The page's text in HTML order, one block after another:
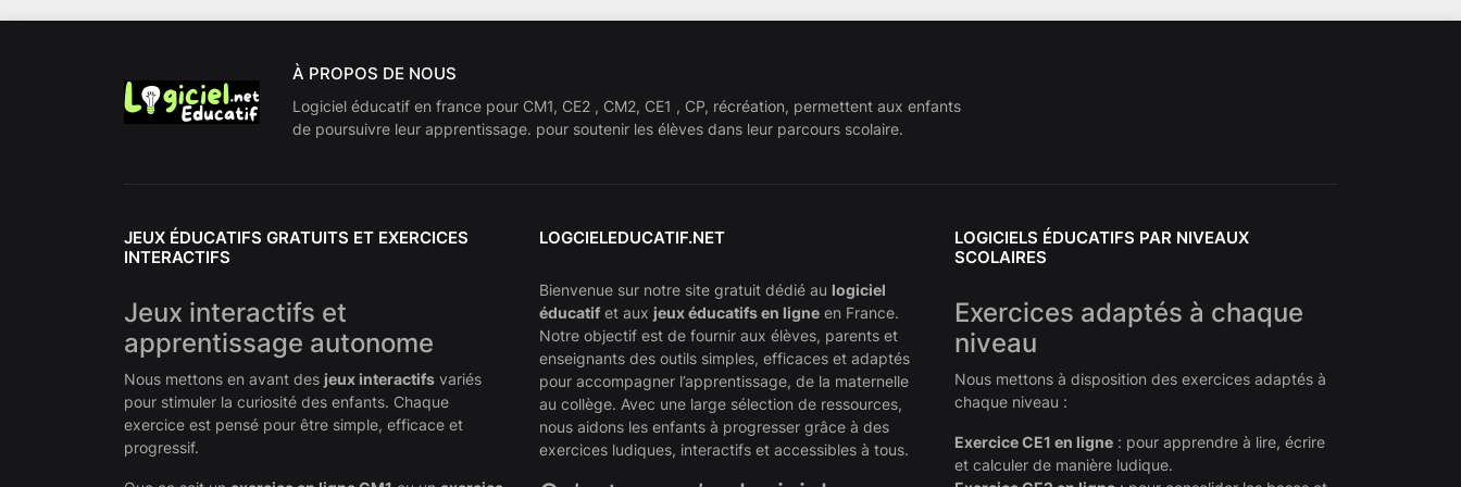
À PROPOS DE NOUS
Logiciel éducatif en france pour CM1, CE2 , CM2, CE1 , CP, récréation, permettent aux enfants
de poursuivre leur apprentissage. pour soutenir les élèves dans leur parcours scolaire.
JEUX ÉDUCATIFS GRATUITS ET EXERCICES
INTERACTIFS
Jeux interactifs et
apprentissage autonome
Nous mettons en avant des jeux interactifs variés
pour stimuler la curiosité des enfants. Chaque
exercice est pensé pour être simple, efficace et
progressif.
LOGCIELEDUCATIF.NET
Bienvenue sur notre site gratuit dédié au logiciel
éducatif et aux jeux éducatifs en ligne en France.
Notre objectif est de fournir aux élèves, parents et
enseignants des outils simples, efficaces et adaptés
pour accompagner l’apprentissage, de la maternelle
au collège. Avec une large sélection de ressources,
nous aidons les enfants à progresser grâce à des
exercices ludiques, interactifs et accessibles à tous.
LOGICIELS ÉDUCATIFS PAR NIVEAUX
SCOLAIRES
Exercices adaptés à chaque
niveau
Nous mettons à disposition des exercices adaptés à
chaque niveau :
Exercice CE1 en ligne : pour apprendre à lire, écrire
et calculer de manière ludique.